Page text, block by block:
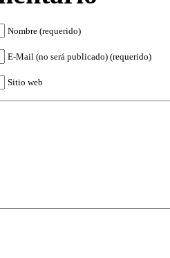
Nombre (requerido)
E-Mail (no será publicado) (requerido)
Sitio web